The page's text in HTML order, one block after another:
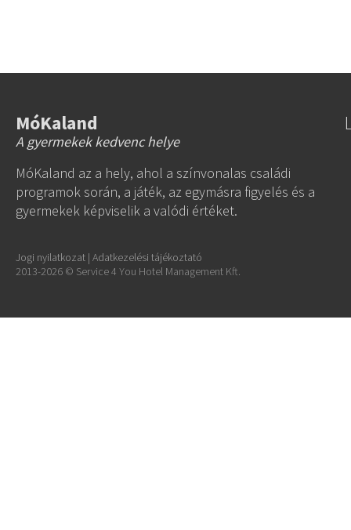
MóKaland
A gyermekek kedvenc helye
MóKaland az a hely, ahol a színvonalas családi
programok során, a játék, az egymásra figyelés és a
gyermekek képviselik a valódi értéket.
Jogi nyilatkozat | Adatkezelési tájékoztató
2013-2026 © Service 4 You Hotel Management Kft.